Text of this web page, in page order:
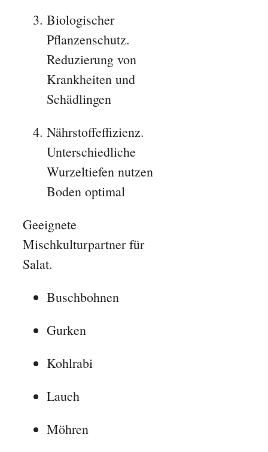
Biologischer
Pflanzenschutz.
Reduzierung von
Krankheiten und
Schädlingen
Nährstoffeffizienz.
Unterschiedliche
Wurzeltiefen nutzen
Boden optimal
Geeignete
Mischkulturpartner für
Salat.
Buschbohnen
Gurken
Kohlrabi
Lauch
Möhren